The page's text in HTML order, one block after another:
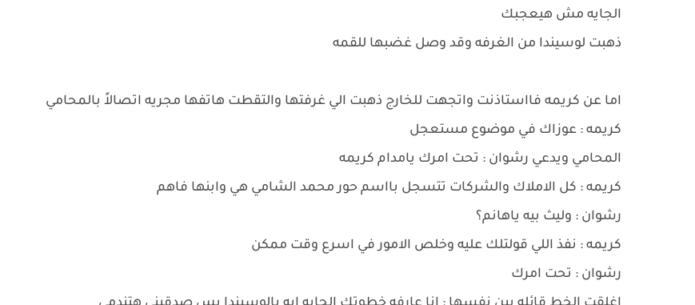
الجايه مش هيعجبك
ذهبت لوسيندا من الغرفه وقد وصل غضبها للقمه
اما عن كريمه فااستاذنت واتجهت للخارج ذهبت الي غرفتها والتقطت هاتفها مجريه اتصالاً بالمحامي
كريمه : عوزاك في موضوع مستعجل
المحامي ويدعي رشوان : تحت امرك يامدام كريمه
كريمه : كل الاملاك والشركات تتسجل بااسم حور محمد الشامي هي وابنها فاهم
رشوان : وليث بيه ياهانم؟
كريمه : نفذ اللي قولتلك عليه وخلص الامور في اسرع وقت ممكن
رشوان : تحت امرك